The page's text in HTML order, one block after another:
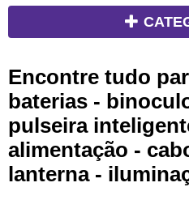
Encontre tudo
baterias -
pulseira
alimentação -
lanterna -